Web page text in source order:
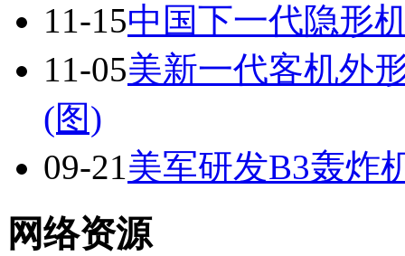
11-15中国下一代隐形
11-05美新一代客机外
(图)
09-21美军研发B3轰炸
网络资源